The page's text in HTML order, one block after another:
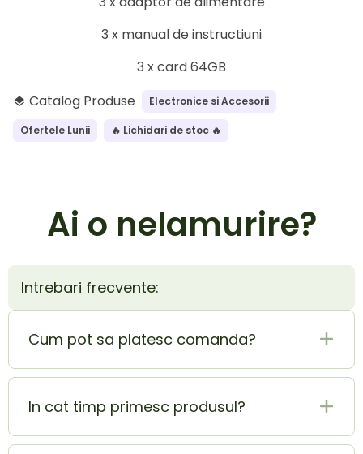
3 x manual de instructiuni
3 x card 64GB
layers Catalog Produse Electronice si Accesorii
Ofertele Lunii 🔥 Lichidari de stoc 🔥
Ai o nelamurire?
Intrebari frecvente:
Cum pot sa platesc comanda?
Plata la livrare (ramburs) este cel mai sigur si
mai usor mod de plata. In acelasi timp poti
reducere de 5% din totalul comenzii.
In cat timp primesc produsul?
Produsul ajunge la tine in 1-2 zile lucratoare.